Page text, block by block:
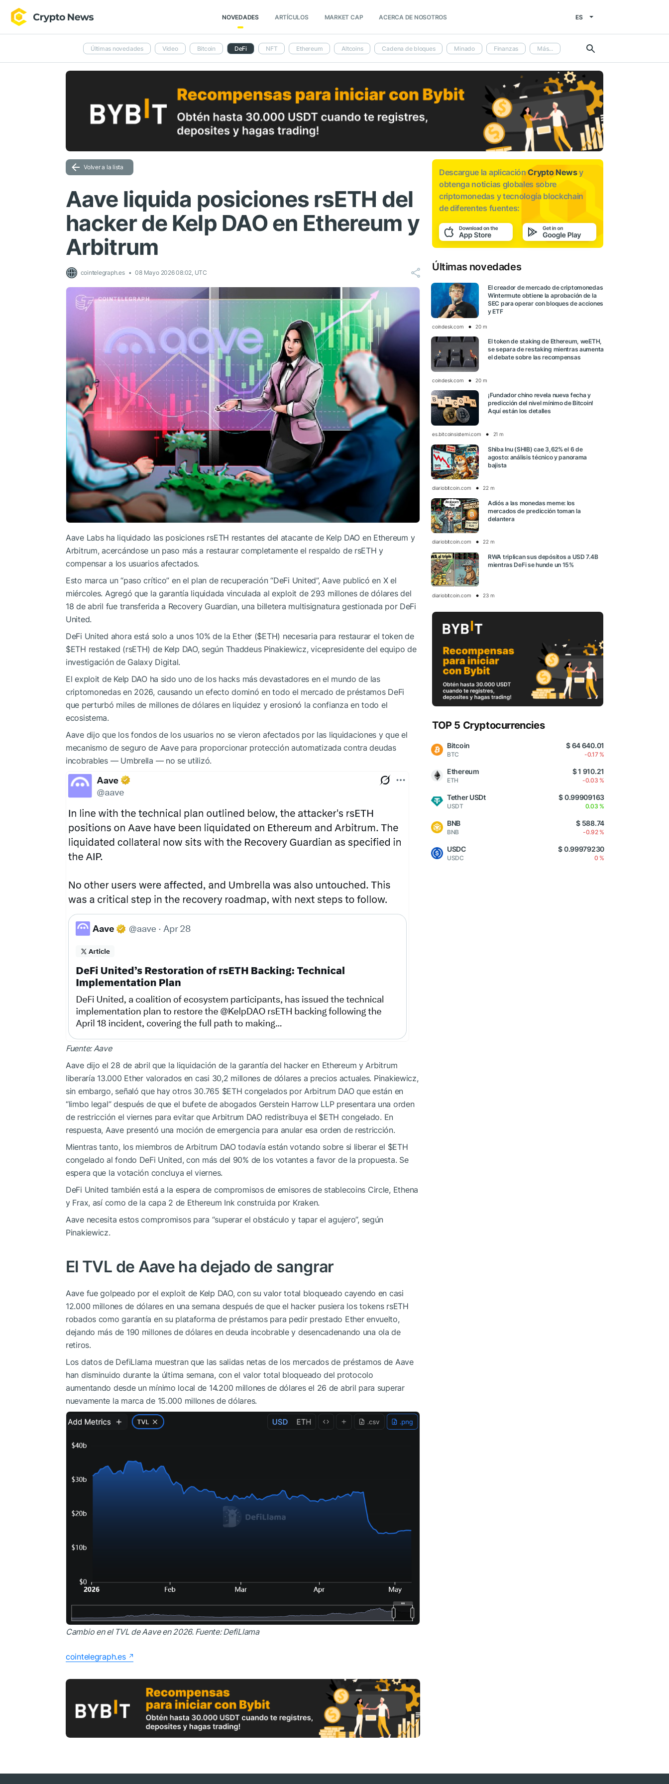
NOVEDADES ARTÍCULOS MARKET CAP ACERCA DE NOSOTROS ES
Últimas novedades Video Bitcoin DeFi NFT Ethereum Altcoins Cadena de bloques Minado Finanzas Más...
Volver a la lista
Aave liquida posiciones rsETH del
hacker de Kelp DAO en Ethereum y
Arbitrum
cointelegraph.es 08 Mayo 2026 08:02, UTC
Aave Labs ha liquidado las posiciones rsETH restantes del atacante de Kelp DAO en Ethereum y
Arbitrum, acercándose un paso más a restaurar completamente el respaldo de rsETH y
compensar a los usuarios afectados.
Esto marca un “paso crítico” en el plan de recuperación “DeFi United”, Aave publicó en X el
miércoles. Agregó que la garantía liquidada vinculada al exploit de 293 millones de dólares del
18 de abril fue transferida a Recovery Guardian, una billetera multisignatura gestionada por DeFi
United.
DeFi United ahora está solo a unos 10% de la Ether ($ETH) necesaria para restaurar el token de
$ETH restaked (rsETH) de Kelp DAO, según Thaddeus Pinakiewicz, vicepresidente del equipo de
investigación de Galaxy Digital.
El exploit de Kelp DAO ha sido uno de los hacks más devastadores en el mundo de las
criptomonedas en 2026, causando un efecto dominó en todo el mercado de préstamos DeFi
que perturbó miles de millones de dólares en liquidez y erosionó la confianza en todo el
ecosistema.
Aave dijo que los fondos de los usuarios no se vieron afectados por las liquidaciones y que el
mecanismo de seguro de Aave para proporcionar protección automatizada contra deudas
incobrables — Umbrella — no se utilizó.
Fuente:Aave
Aave dijo el 28 de abril que la liquidación de la garantía del hacker en Ethereum y Arbitrum
liberaría 13.000 Ether valorados en casi 30,2 millones de dólares a precios actuales. Pinakiewicz,
sin embargo, señaló que hay otros 30.765 $ETH congelados por Arbitrum DAO que están en
“limbo legal” después de que el bufete de abogados Gerstein Harrow LLP presentara una orden
de restricción el viernes para evitar que Arbitrum DAO redistribuya el $ETH congelado. En
respuesta, Aave presentó una moción de emergencia para anular esa orden de restricción.
Mientras tanto, los miembros de Arbitrum DAO todavía están votando sobre si liberar el $ETH
congelado al fondo DeFi United, con más del 90% de los votantes a favor de la propuesta. Se
espera que la votación concluya el viernes.
DeFi United también está a la espera de compromisos de emisores de stablecoins Circle, Ethena
y Frax, así como de la capa 2 de Ethereum Ink construida por Kraken.
Aave necesita estos compromisos para “superar el obstáculo y tapar el agujero”, según
Pinakiewicz.
El TVL de Aave ha dejado de sangrar
Aave fue golpeado por el exploit de Kelp DAO, con su valor total bloqueado cayendo en casi
12.000 millones de dólares en una semana después de que el hacker pusiera los tokens rsETH
robados como garantía en su plataforma de préstamos para pedir prestado Ether envuelto,
dejando más de 190 millones de dólares en deuda incobrable y desencadenando una ola de
retiros.
Los datos de DefiLlama muestran que las salidas netas de los mercados de préstamos de Aave
han disminuido durante la última semana, con el valor total bloqueado del protocolo
aumentando desde un mínimo local de 14.200 millones de dólares el 26 de abril para superar
nuevamente la marca de 15.000 millones de dólares.
Cambio en el TVL de Aave en 2026. Fuente:DefiLlama
cointelegraph.es
Descargue la aplicaciónCrypto Newsy
obtenga noticias globales sobre
criptomonedas y tecnología blockchain
de diferentes fuentes:
Últimas novedades
El creador de mercado de criptomonedas
Wintermute obtiene la aprobación de la
SEC para operar con bloques de acciones
y ETF
coindesk.com 20 m
El token de staking de Ethereum, weETH,
se separa de restaking mientras aumenta
el debate sobre las recompensas
coindesk.com 20 m
¡Fundador chino revela nueva fecha y
predicción del nivel mínimo de Bitcoin!
Aquí están los detalles
es.bitcoinsistemi.com 21 m
Shiba Inu (SHIB) cae 3,62% el 6 de
agosto: análisis técnico y panorama
bajista
diariobitcoin.com 22 m
Adiós a las monedas meme: los
mercados de predicción toman la
delantera
diariobitcoin.com 22 m
RWA triplican sus depósitos a USD 7.4B
mientras DeFi se hunde un 15%
diariobitcoin.com 23 m
TOP 5 Cryptocurrencies
Bitcoin
BTC
$ 64 640.01
-0.17 %
Ethereum
ETH
$ 1 910.21
-0.03 %
Tether USDt
USDT
$ 0.99909163
0.03 %
BNB
BNB
$ 588.74
-0.92 %
USDC
USDC
$ 0.99979230
0 %